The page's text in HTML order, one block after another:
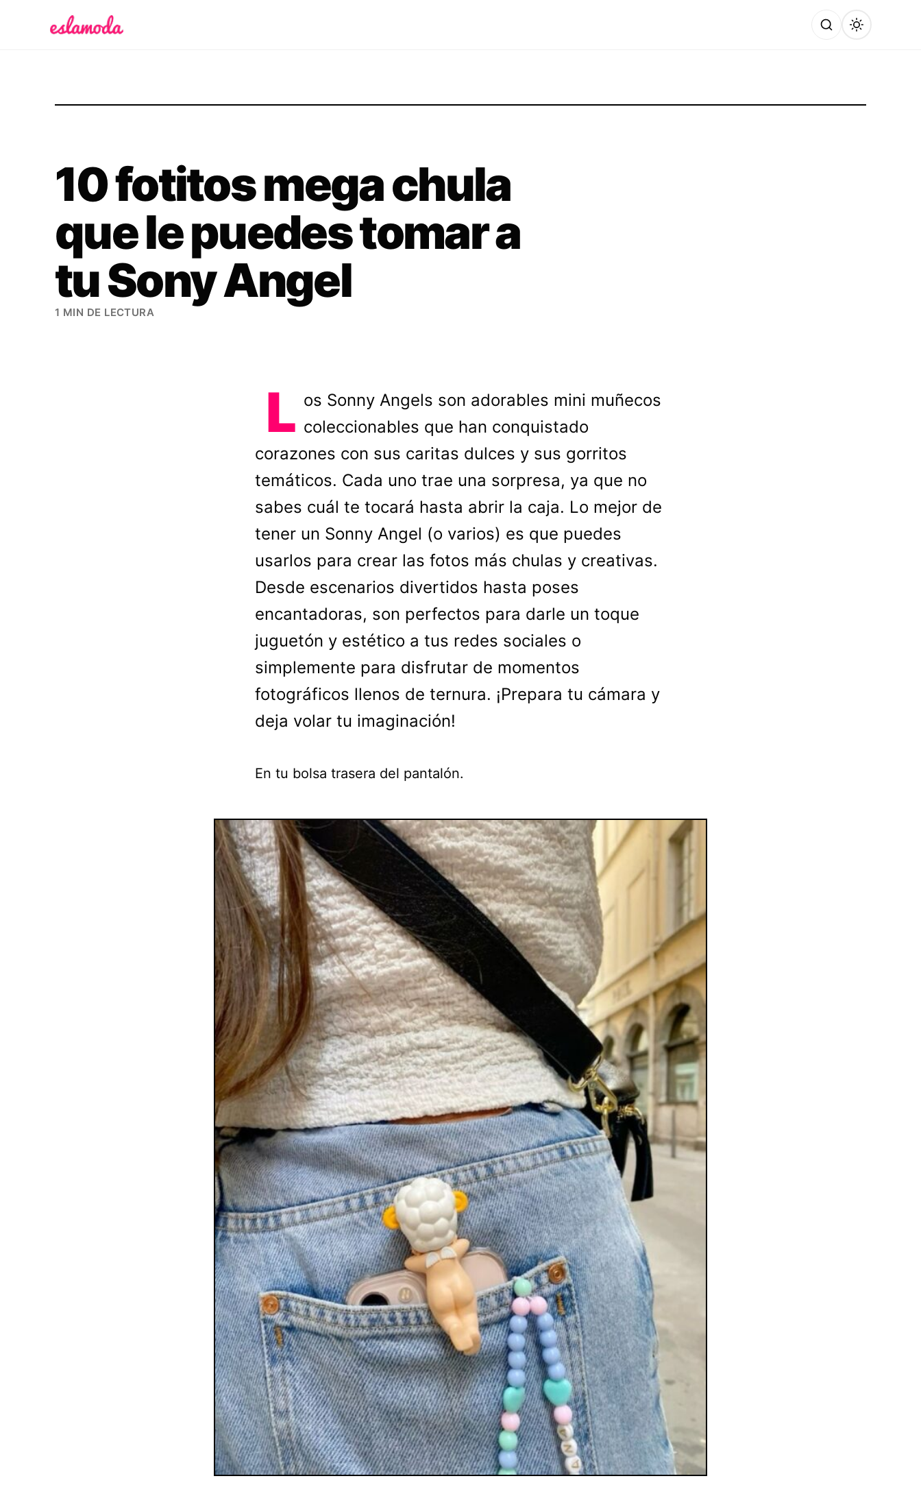
10 fotitos mega chula
que le puedes tomar a
tu Sony Angel
1 MIN DE LECTURA
L os Sonny Angels son adorables mini muñecos
coleccionables que han conquistado
corazones con sus caritas dulces y sus gorritos
temáticos. Cada uno trae una sorpresa, ya que no
sabes cuál te tocará hasta abrir la caja. Lo mejor de
tener un Sonny Angel (o varios) es que puedes
usarlos para crear las fotos más chulas y creativas.
Desde escenarios divertidos hasta poses
encantadoras, son perfectos para darle un toque
juguetón y estético a tus redes sociales o
simplemente para disfrutar de momentos
fotográficos llenos de ternura. ¡Prepara tu cámara y
deja volar tu imaginación!
En tu bolsa trasera del pantalón.